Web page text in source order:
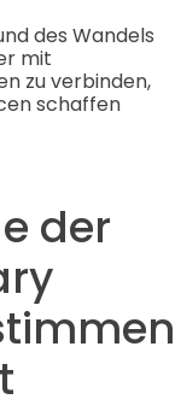
des Wandels
mit
zu verbinden,
schaffen
der